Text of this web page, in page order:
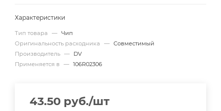
Характеристики
Тип товара — Чип
Оригинальность расходника
— Совместимый
Производитель —
DV
Применяется в
— 106R02306
43.50 руб./шт